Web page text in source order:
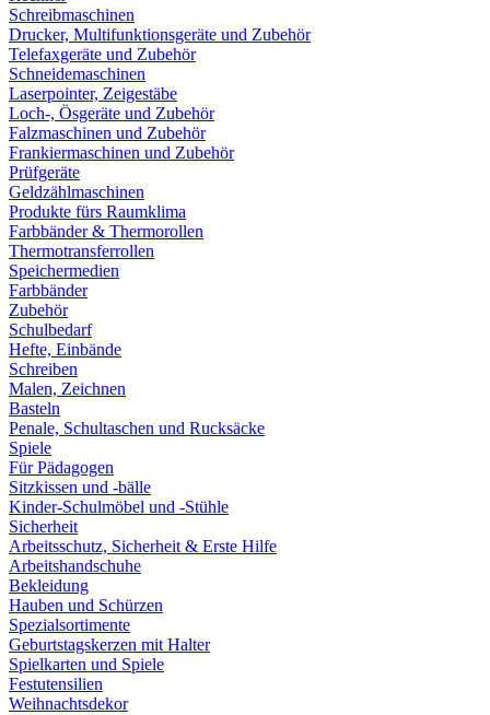
Schreibmaschinen
Drucker, Multifunktionsgeräte und Zubehör
Telefaxgeräte und Zubehör
Schneidemaschinen
Laserpointer, Zeigestäbe
Loch-, Ösgeräte und Zubehör
Falzmaschinen und Zubehör
Frankiermaschinen und Zubehör
Prüfgeräte
Geldzählmaschinen
Produkte fürs Raumklima
Farbbänder & Thermorollen
Thermotransferrollen
Speichermedien
Farbbänder
Zubehör
Schulbedarf
Hefte, Einbände
Schreiben
Malen, Zeichnen
Basteln
Penale, Schultaschen und Rucksäcke
Spiele
Für Pädagogen
Sitzkissen und -bälle
Kinder-Schulmöbel und -Stühle
Sicherheit
Arbeitsschutz, Sicherheit & Erste Hilfe
Arbeitshandschuhe
Bekleidung
Hauben und Schürzen
Spezialsortimente
Geburtstagskerzen mit Halter
Spielkarten und Spiele
Festutensilien
Weihnachtsdekor